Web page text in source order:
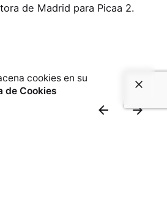
de Madrid para Picaa 2.
cookies en su
de Cookies